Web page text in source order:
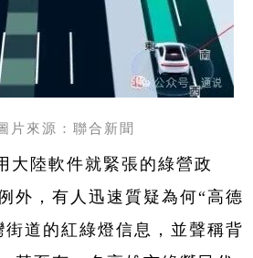
片來源：聯合新聞
大陸軟件就緊張的綠營政
外，有人迅速質疑為何“高德
道的紅綠燈信息，並聲稱背